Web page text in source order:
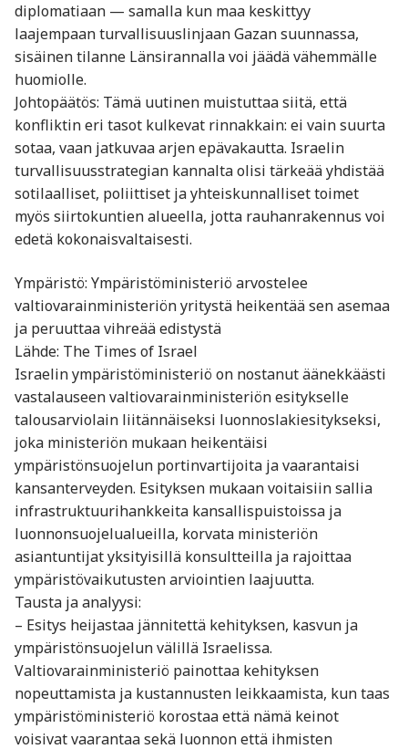
diplomatiaan — samalla kun maa keskittyy
laajempaan turvallisuuslinjaan Gazan suunnassa,
sisäinen tilanne Länsirannalla voi jäädä vähemmälle
huomiolle.
Johtopäätös: Tämä uutinen muistuttaa siitä, että
konfliktin eri tasot kulkevat rinnakkain: ei vain suurta
sotaa, vaan jatkuvaa arjen epävakautta. Israelin
turvallisuusstrategian kannalta olisi tärkeää yhdistää
sotilaalliset, poliittiset ja yhteiskunnalliset toimet
myös siirtokuntien alueella, jotta rauhanrakennus voi
edetä kokonaisvaltaisesti.
Ympäristö: Ympäristöministeriö arvostelee
valtiovarainministeriön yritystä heikentää sen asemaa
ja peruuttaa vihreää edistystä
Lähde: The Times of Israel
Israelin ympäristöministeriö on nostanut äänekkäästi
vastalauseen valtiovarainministeriön esitykselle
talousarviolain liitännäiseksi luonnoslakiesitykseksi,
joka ministeriön mukaan heikentäisi
ympäristönsuojelun portinvartijoita ja vaarantaisi
kansanterveyden. Esityksen mukaan voitaisiin sallia
infrastruktuurihankkeita kansallispuistoissa ja
luonnonsuojelualueilla, korvata ministeriön
asiantuntijat yksityisillä konsultteilla ja rajoittaa
ympäristövaikutusten arviointien laajuutta.
Tausta ja analyysi:
– Esitys heijastaa jännitettä kehityksen, kasvun ja
ympäristönsuojelun välillä Israelissa.
Valtiovarainministeriö painottaa kehityksen
nopeuttamista ja kustannusten leikkaamista, kun taas
ympäristöministeriö korostaa että nämä keinot
voisivat vaarantaa sekä luonnon että ihmisten